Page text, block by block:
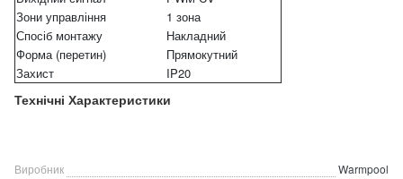
Технічні Характеристики
Зони управління
1 зона
Спосіб монтажу
Накладний
Форма (перетин)
Прямокутний
Захист
IP20
Виробник
Warmpool